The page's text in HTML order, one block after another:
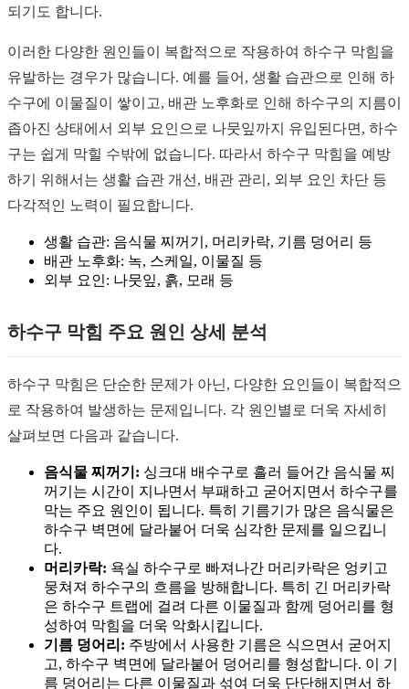
되기도 합니다.
이러한 다양한 원인들이 복합적으로 작용하여 하수구 막힘을
유발하는 경우가 많습니다. 예를 들어, 생활 습관으로 인해 하
수구에 이물질이 쌓이고, 배관 노후화로 인해 하수구의 지름이
좁아진 상태에서 외부 요인으로 나뭇잎까지 유입된다면, 하수
구는 쉽게 막힐 수밖에 없습니다. 따라서 하수구 막힘을 예방
하기 위해서는 생활 습관 개선, 배관 관리, 외부 요인 차단 등
다각적인 노력이 필요합니다.
생활 습관: 음식물 찌꺼기, 머리카락, 기름 덩어리 등
배관 노후화: 녹, 스케일, 이물질 등
외부 요인: 나뭇잎, 흙, 모래 등
하수구 막힘 주요 원인 상세 분석
하수구 막힘은 단순한 문제가 아닌, 다양한 요인들이 복합적으
로 작용하여 발생하는 문제입니다. 각 원인별로 더욱 자세히
살펴보면 다음과 같습니다.
음식물 찌꺼기: 싱크대 배수구로 흘러 들어간 음식물 찌
꺼기는 시간이 지나면서 부패하고 굳어지면서 하수구를
막는 주요 원인이 됩니다. 특히 기름기가 많은 음식물은
하수구 벽면에 달라붙어 더욱 심각한 문제를 일으킵니
다.
머리카락: 욕실 하수구로 빠져나간 머리카락은 엉키고
뭉쳐져 하수구의 흐름을 방해합니다. 특히 긴 머리카락
은 하수구 트랩에 걸려 다른 이물질과 함께 덩어리를 형
성하여 막힘을 더욱 악화시킵니다.
기름 덩어리: 주방에서 사용한 기름은 식으면서 굳어지
고, 하수구 벽면에 달라붙어 덩어리를 형성합니다. 이 기
름 덩어리는 다른 이물질과 섞여 더욱 단단해지면서 하